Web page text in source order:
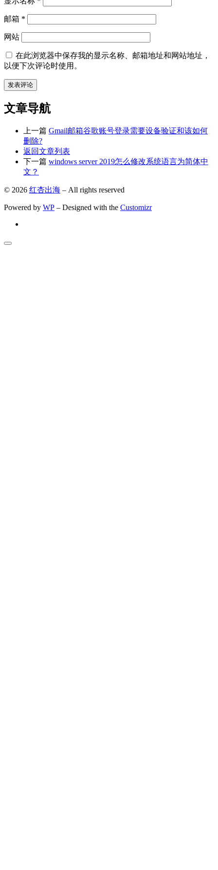
邮箱 *
网站
在此浏览器中保存我的显示名称、邮箱地址和网站地址，
以便下次评论时使用。
文章导航
上一篇 Gmail邮箱谷歌账号登录需要设备验证和该如何
删除?
返回文章列表
下一篇 windows server 2019怎么修改系统语言为简体中
文？
© 2026 红杏出海 – All rights reserved
Powered by WP – Designed with the Customizr